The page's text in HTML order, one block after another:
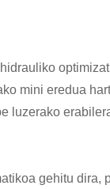
mini eredua
luzerako
gehitu